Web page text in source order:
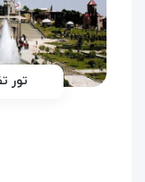
تور تفلیس ۴